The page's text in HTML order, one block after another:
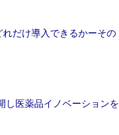
だけ導入できるかーその
し医薬品イノベーションを